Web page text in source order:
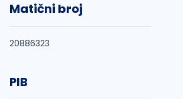
Matični broj
20886323
PIB